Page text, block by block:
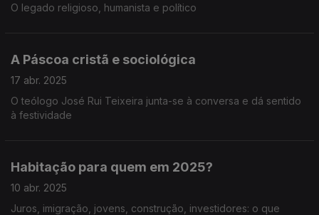
O legado religioso, humanista e político
A Páscoa cristã e sociológica
17 abr. 2025
O teólogo José Rui Teixeira junta-se à conversa e dá sentido
à festividade
Habitação para quem em 2025?
10 abr. 2025
Juros, imigração, jovens, construção, investidores: o que